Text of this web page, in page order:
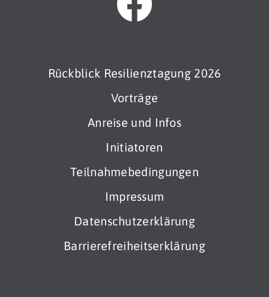
Rückblick Resilienztagung 2026
Vorträge
Anreise und Infos
Initiatoren
Teilnahmebedingungen
Impressum
Datenschutzerklärung
Barrierefreiheitserklärung